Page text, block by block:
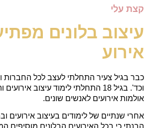
קצת עלי
עיצוב בלונים
אירוע
כבר בגיל צעיר התחלתי לעצב לכל החברות
וכד'. בגיל 18 התחלתי לימוד עיצוב
אולמות אירועים לאנשים שונים.
אחרי שנתיים של לימודים בעיצוב אירועים